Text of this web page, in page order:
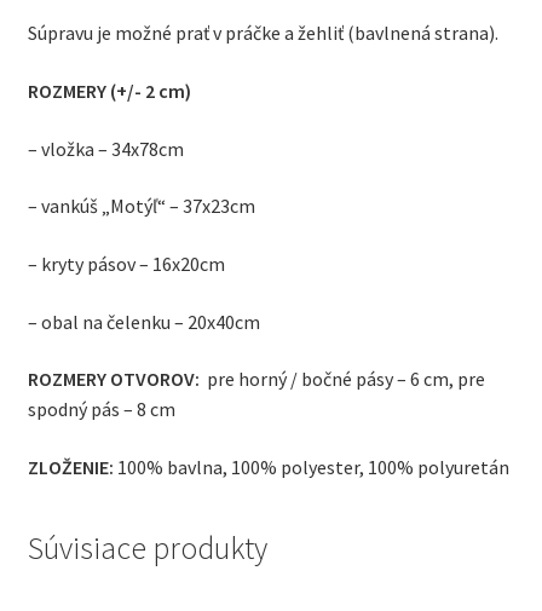
Súpravu je možné prať v práčke a žehliť (bavlnená strana).
ROZMERY (+/- 2 cm)
– vložka – 34x78cm
– vankúš „Motýľ“ – 37x23cm
– kryty pásov – 16x20cm
– obal na čelenku – 20x40cm
ROZMERY OTVOROV: pre horný / bočné pásy – 6 cm, pre
spodný pás – 8 cm
ZLOŽENIE: 100% bavlna, 100% polyester, 100% polyuretán
Súvisiace produkty